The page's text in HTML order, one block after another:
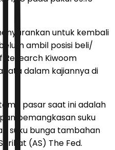
untuk kembali
ambil posisi beli/
Research Kiwoom
dalam kajiannya di
pasar saat ini adalah
pemangkasan suku
suku bunga tambahan
(AS) The Fed.